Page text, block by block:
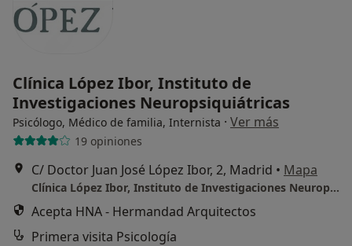
Clínica López Ibor, Instituto de
Investigaciones Neuropsiquiátricas
Psicólogo, Médico de familia, Internista · Ver más
19 opiniones
C/ Doctor Juan José López Ibor, 2, Madrid • Mapa
Clínica López Ibor, Instituto de Investigaciones Neuropsiquiátricas
Acepta HNA - Hermandad Arquitectos
Primera visita Psicología